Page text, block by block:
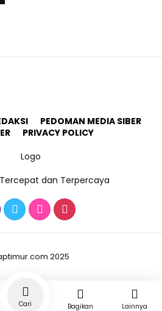
PEDOMAN MEDIA SIBER
PRIVACY POLICY
dan Terpercaya
2025
Cari Bagikan Lainnya